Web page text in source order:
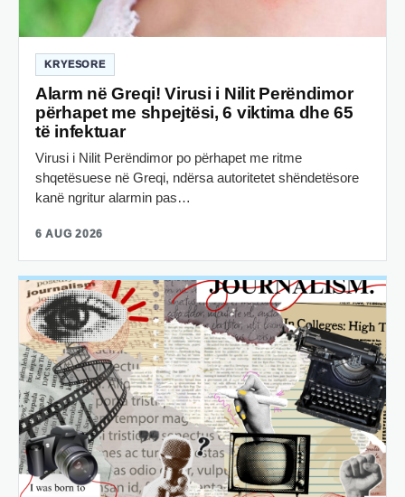
KRYESORE
Alarm në Greqi! Virusi i Nilit Perëndimor
përhapet me shpejtësi, 6 viktima dhe 65
të infektuar
Virusi i Nilit Perëndimor po përhapet me ritme
shqetësuese në Greqi, ndërsa autoritetet shëndetësore
kanë ngritur alarmin pas…
6 AUG 2026